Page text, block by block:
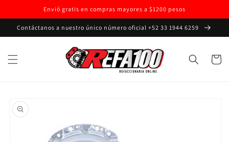
directamente
al contenido
Envió gratis en compras mayores a $1200 pesos
Contáctanos a nuestro único número oficial +52 33 1944 6259
Carrito
a la
información